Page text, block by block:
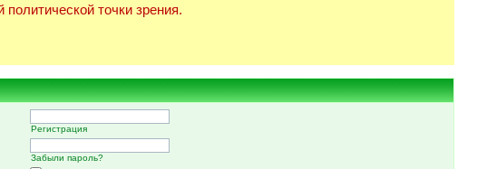
точки зрения.
Регистрация
Забыли пароль?